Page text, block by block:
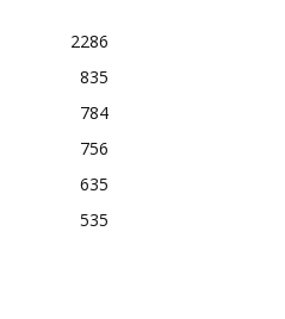
2286
835
784
756
635
535